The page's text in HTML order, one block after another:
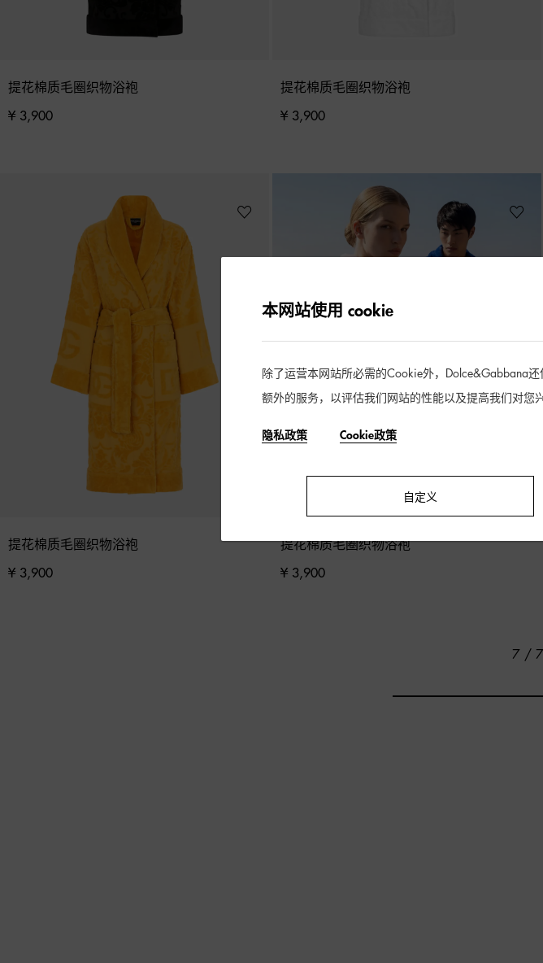
提花棉质毛圈织物浴袍
¥ 3,900
提花棉质毛圈织物浴袍
¥ 3,900
提花棉质毛圈织物浴袍
¥ 3,900
提花棉质毛圈织物浴袍
¥ 3,900
7 /
本网站使用 cookie
除了运营本网站所必需的Cookie外，Dolce&Gabbana
额外的服务，以评估我们网站的性能以及提高我们对您
隐私政策 Cookie政策
自定义